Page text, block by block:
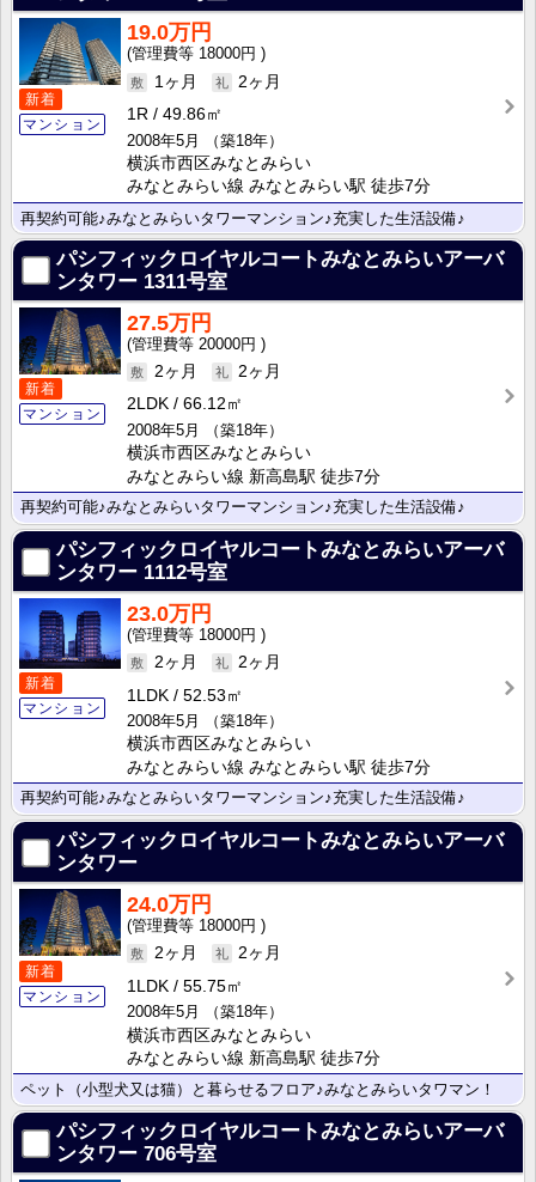
新着
マンション
19.0万円
18000円
1ヶ月
2ヶ月
1R
49.86㎡
2008年5月
（築18年）
横浜市西区みなとみらい
みなとみらい線 みなとみらい駅 徒歩7分
再契約可能♪みなとみらいタワーマンション♪充実した生活設備♪
パシフィックロイヤルコートみなとみらいアーバ
ンタワー 1311号室
新着
マンション
27.5万円
20000円
2ヶ月
2ヶ月
2LDK
66.12㎡
2008年5月
（築18年）
横浜市西区みなとみらい
みなとみらい線 新高島駅 徒歩7分
再契約可能♪みなとみらいタワーマンション♪充実した生活設備♪
パシフィックロイヤルコートみなとみらいアーバ
ンタワー 1112号室
新着
マンション
23.0万円
18000円
2ヶ月
2ヶ月
1LDK
52.53㎡
2008年5月
（築18年）
横浜市西区みなとみらい
みなとみらい線 みなとみらい駅 徒歩7分
再契約可能♪みなとみらいタワーマンション♪充実した生活設備♪
パシフィックロイヤルコートみなとみらいアーバ
ンタワー
新着
マンション
24.0万円
18000円
2ヶ月
2ヶ月
1LDK
55.75㎡
2008年5月
（築18年）
横浜市西区みなとみらい
みなとみらい線 新高島駅 徒歩7分
ペット（小型犬又は猫）と暮らせるフロア♪みなとみらいタワマン！
パシフィックロイヤルコートみなとみらいアーバ
ンタワー 706号室